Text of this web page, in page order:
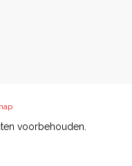
voorbehouden.